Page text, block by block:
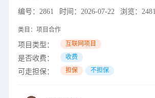
编号： 2861 时间： 2026-07-22 浏览： 2481
类目： 项目合作
项目类型： 互联网项目
是否收费： 收费
可走担保： 担保 不担保